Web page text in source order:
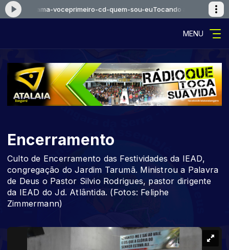
jesus-ama-voceprimeiro-cd-quem-sou-euTocando agora:
MENU
Encerramento
Culto de Encerramento das Festividades da IEAD,
congregação do Jardim Tarumã. Ministrou a Palavra
de Deus o Pastor Silvio Rodrigues, pastor dirigente
da IEAD do Jd. Atlântida. (Fotos: Feliphe
Zimmermann)